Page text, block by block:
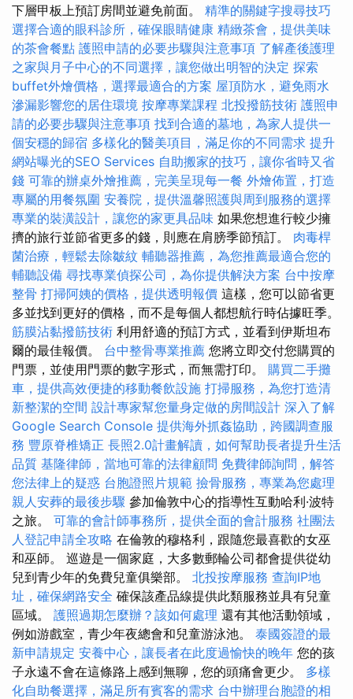
下層甲板上預訂房間並避免前面。 精準的關鍵字搜尋技巧
選擇合適的眼科診所，確保眼睛健康 精緻茶會，提供美味
的茶會餐點 護照申請的必要步驟與注意事項 了解產後護理
之家與月子中心的不同選擇，讓您做出明智的決定 探索
buffet外燴價格，選擇最適合的方案 屋頂防水，避免雨水
滲漏影響您的居住環境 按摩專業課程 北投撥筋技術 護照申
請的必要步驟與注意事項 找到合適的墓地，為家人提供一
個安穩的歸宿 多樣化的醫美項目，滿足你的不同需求 提升
網站曝光的SEO Services 自助搬家的技巧，讓你省時又省
錢 可靠的辦桌外燴推薦，完美呈現每一餐 外燴佈置，打造
專屬的用餐氛圍 安養院，提供溫馨照護與周到服務的選擇
專業的裝潢設計，讓您的家更具品味 如果您想進行較少擁
擠的旅行並節省更多的錢，則應在肩膀季節預訂。 肉毒桿
菌治療，輕鬆去除皺紋 輔聽器推薦，為您推薦最適合您的
輔聽設備 尋找專業偵探公司，為你提供解決方案 台中按摩
整骨 打掃阿姨的價格，提供透明報價 這樣，您可以節省更
多並找到更好的價格，而不是每個人都想航行時佔據旺季。
筋膜沾黏撥筋技術 利用舒適的預訂方式，並看到伊斯坦布
爾的最佳報價。 台中整骨專業推薦 您將立即交付您購買的
門票，並使用門票的數字形式，而無需打印。 購買二手攤
車，提供高效便捷的移動餐飲設施 打掃服務，為您打造清
新整潔的空間 設計專家幫您量身定做的房間設計 深入了解
Google Search Console 提供海外抓姦協助，跨國調查服
務 豐原脊椎矯正 長照2.0計畫解讀，如何幫助長者提升生活
品質 基隆律師，當地可靠的法律顧問 免費律師詢問，解答
您法律上的疑惑 台胞證照片規範 撿骨服務，專業為您處理
親人安葬的最後步驟 參加倫敦中心的指導性互動哈利·波特
之旅。 可靠的會計師事務所，提供全面的會計服務 社團法
人登記申請全攻略 在倫敦的穆格利，跟隨您最喜歡的女巫
和巫師。 巡遊是一個家庭，大多數郵輪公司都會提供從幼
兒到青少年的免費兒童俱樂部。 北投按摩服務 查詢IP地
址，確保網路安全 確保該產品線提供此類服務並具有兒童
區域。 護照過期怎麼辦？該如何處理 還有其他活動領域，
例如游戲室，青少年夜總會和兒童游泳池。 泰國簽證的最
新申請規定 安養中心，讓長者在此度過愉快的晚年 您的孩
子永遠不會在這條路上感到無聊，您的頭痛會更少。 多樣
化自助餐選擇，滿足所有賓客的需求 台中辦理台胞證的相